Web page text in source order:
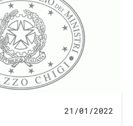
21/01/2022